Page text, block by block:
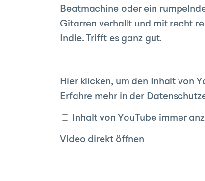
Beatmachine oder ein
Gitarren verhallt und mit recht
Indie. Trifft es ganz gut.
Inhalt
von
anzeigen
Hier klicken, um den Inhalt von
Erfahre mehr in der
Inhalt von YouTube immer
Video direkt öffnen